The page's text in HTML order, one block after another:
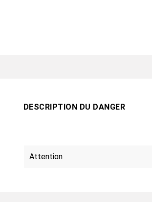
DESCRIPTION DU DANGER
Attention